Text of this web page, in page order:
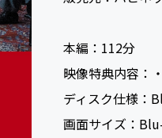
本編： 112
映像特典内容：
ディスク仕様：
画面サイズ：